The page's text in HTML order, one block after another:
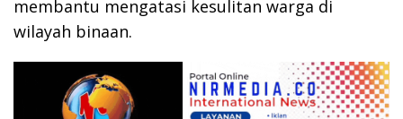
membantu mengatasi kesulitan warga di
wilayah binaan.